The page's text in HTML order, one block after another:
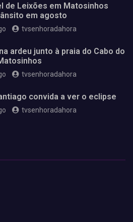
de Leixões em Matosinhos
em agosto
tvsenhoradahora
ardeu junto à praia do Cabo do
tvsenhoradahora
convida a ver o eclipse
tvsenhoradahora